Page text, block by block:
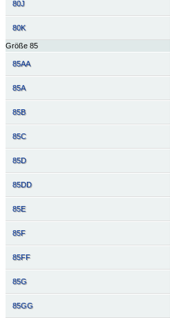
80J
80K
Größe 85
85AA
85A
85B
85C
85D
85DD
85E
85F
85FF
85G
85GG